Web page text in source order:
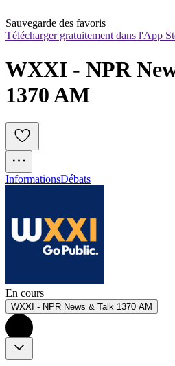
Sauvegarde des favoris
Télécharger gratuitement dans l'App
WXXI - NPR
1370 AM
InformationsDébats
En cours
WXXI - NPR News & Talk 1370 AM